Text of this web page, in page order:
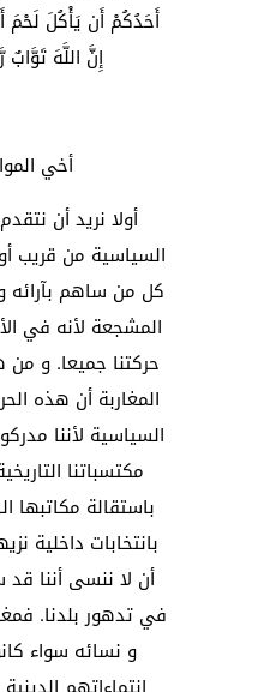
أَحَدُكُمْ أَن يَأْكُلَ لَحْمَ
إِنَّ اللَّهَ
أخي
أولا نريد أن
السياسية من قريب
كل من ساهم بآرائه
المشجعة لأنه في
حركتنا جميعا. و من
المغاربة أن هذه
السياسية لأننا
مكتسباتنا
باستقالة مكاتبها
بانتخابات داخلية
أن لا ننسى أننا قد
في تدهور بلدنا.
و نسائه سواء